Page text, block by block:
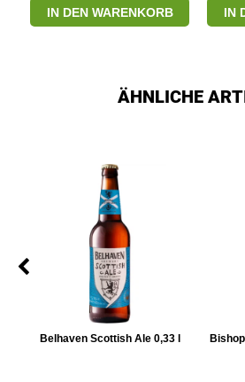
IN DEN WARENKORB IN
ÄHNLICHE
Belhaven Scottish Ale 0,33 l